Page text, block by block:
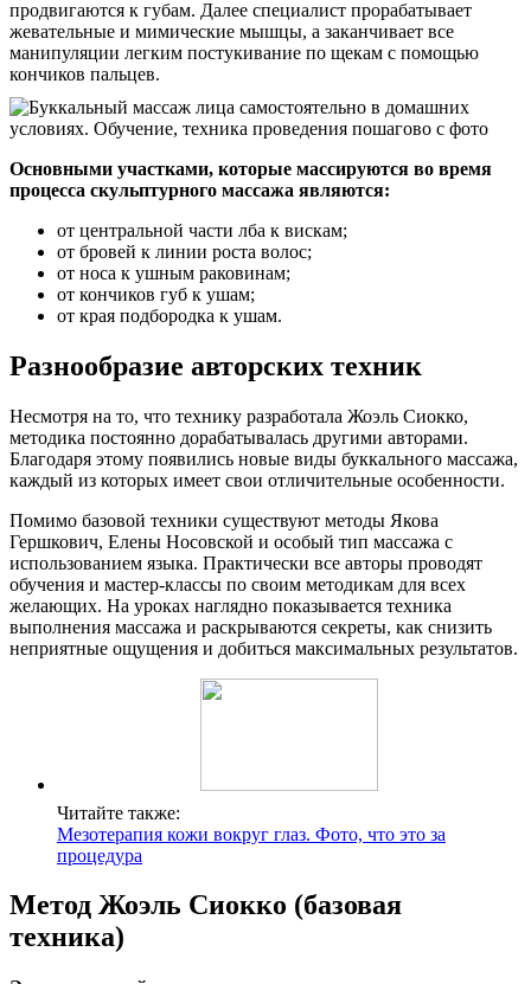
продвигаются к губам. Далее специалист прорабатывает
жевательные и мимические мышцы, а заканчивает все
манипуляции легким постукивание по щекам с помощью
кончиков пальцев.
Основными участками, которые массируются во время
процесса скульптурного массажа являются:
от центральной части лба к вискам;
от бровей к линии роста волос;
от носа к ушным раковинам;
от кончиков губ к ушам;
от края подбородка к ушам.
Разнообразие авторских техник
Несмотря на то, что технику разработала Жоэль Сиокко,
методика постоянно дорабатывалась другими авторами.
Благодаря этому появились новые виды буккального массажа,
каждый из которых имеет свои отличительные особенности.
Помимо базовой техники существуют методы Якова
Гершкович, Елены Носовской и особый тип массажа с
использованием языка. Практически все авторы проводят
обучения и мастер-классы по своим методикам для всех
желающих. На уроках наглядно показывается техника
выполнения массажа и раскрываются секреты, как снизить
неприятные ощущения и добиться максимальных результатов.
Читайте также:
Мезотерапия кожи вокруг глаз. Фото, что это за
процедура
Метод Жоэль Сиокко (базовая
техника)